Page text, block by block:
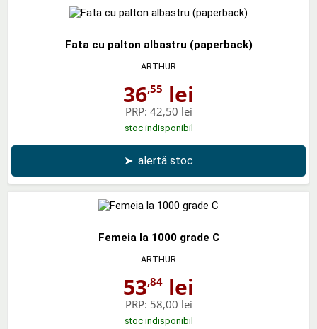
Fata cu palton albastru (paperback)
ARTHUR
36,55 lei
PRP: 42,50 lei
stoc indisponibil
➤ alertă stoc
Femeia la 1000 grade C
ARTHUR
53,84 lei
PRP: 58,00 lei
stoc indisponibil